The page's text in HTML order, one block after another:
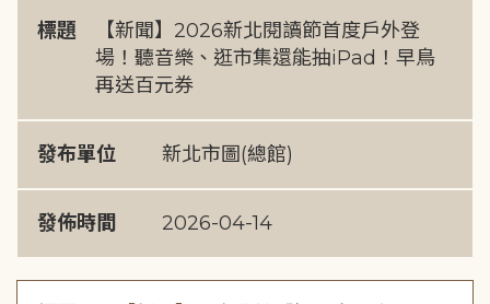
標題
【新聞】2026新北閱讀節首度戶外登
場！聽音樂、逛市集還能抽iPad！早鳥
再送百元券
發布單位 新北市圖(總館)
發佈時間 2026-04-14